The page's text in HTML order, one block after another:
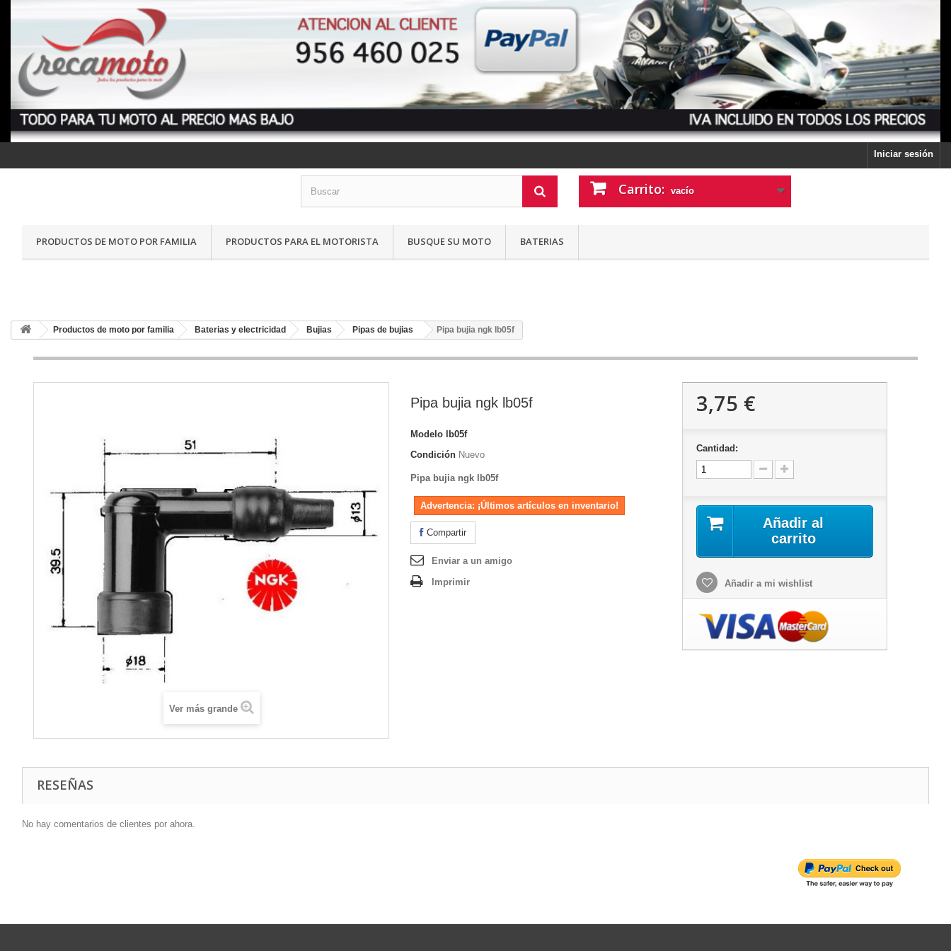
Iniciar sesión
Carrito: vacío
PRODUCTOS DE MOTO POR FAMILIA PRODUCTOS PARA EL MOTORISTA BUSQUE SU MOTO BATERIAS
Productos de moto por familia Baterias y electricidad Bujias Pipas de bujias Pipa bujia ngk lb05f
Ver más grande
Pipa bujia ngk lb05f
Modelo
lb05f
Condición Nuevo
Pipa bujia ngk lb05f
Advertencia: ¡Últimos artículos en inventario!
Compartir
Enviar a un amigo
Imprimir
3,75 €
Cantidad:
Añadir al
carrito
Añadir a mi wishlist
RESEÑAS
No hay comentarios de clientes por ahora.